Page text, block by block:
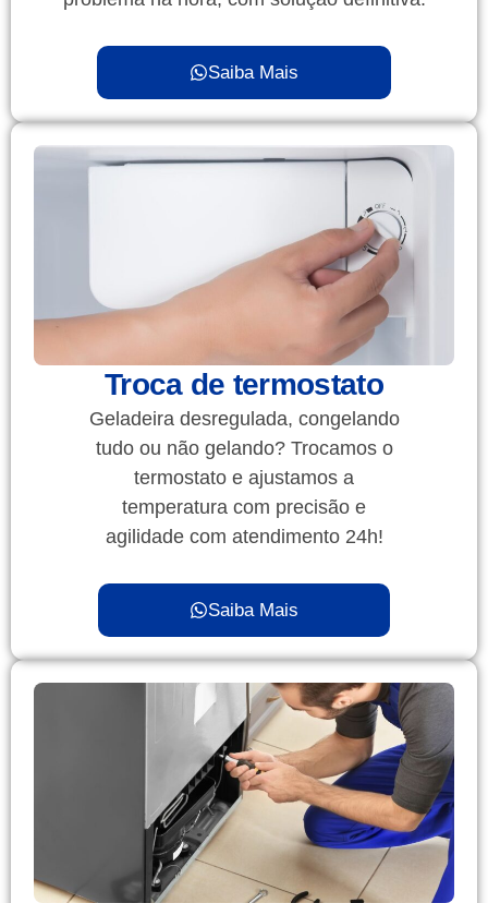
Saiba Mais
Troca de termostato
Geladeira desregulada, congelando
tudo ou não gelando? Trocamos o
termostato e ajustamos a
temperatura com precisão e
agilidade com atendimento 24h!
Saiba Mais